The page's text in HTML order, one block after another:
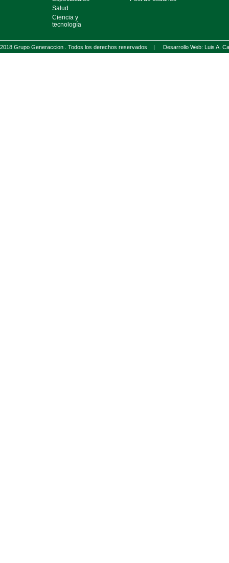
Salud
Ciencia y
tecnología
2018 Grupo Generaccion . Todos los derechos reservados | Desarrollo Web: Luis